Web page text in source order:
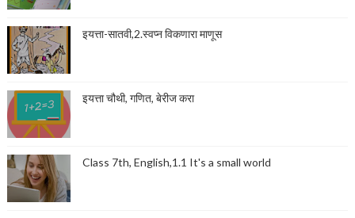
इयत्ता-सातवी,2.स्वप्न विकणारा माणूस
इयत्ता चौथी, गणित, बेरीज करा
Class 7th, English,1.1 It's a small world